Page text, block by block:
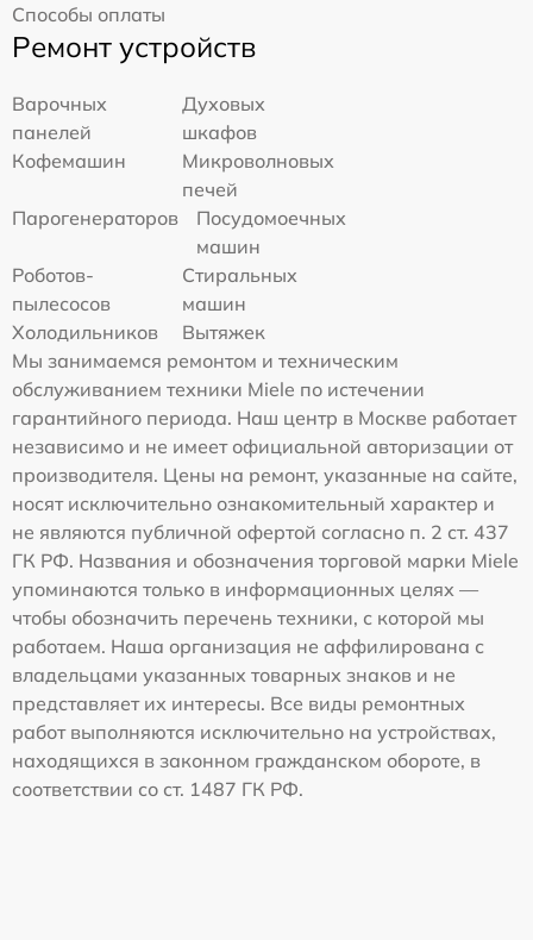
Способы оплаты
Ремонт устройств
Варочных
панелей
Духовых
шкафов
Кофемашин
Микроволновых
печей
Парогенераторов
Посудомоечных
машин
Роботов-
пылесосов
Стиральных
машин
Холодильников
Вытяжек
Мы занимаемся ремонтом и техническим
обслуживанием техники Miele по истечении
гарантийного периода. Наш центр в Москве работает
независимо и не имеет официальной авторизации от
производителя. Цены на ремонт, указанные на сайте,
носят исключительно ознакомительный характер и
не являются публичной офертой согласно п. 2 ст. 437
ГК РФ. Названия и обозначения торговой марки Miele
упоминаются только в информационных целях —
чтобы обозначить перечень техники, с которой мы
работаем. Наша организация не аффилирована с
владельцами указанных товарных знаков и не
представляет их интересы. Все виды ремонтных
работ выполняются исключительно на устройствах,
находящихся в законном гражданском обороте, в
соответствии со ст. 1487 ГК РФ.